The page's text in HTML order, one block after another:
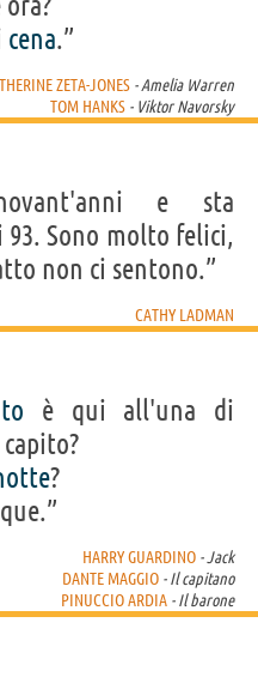
cena.”
ZETA-JONES - Amelia Warren
TOM HANKS - Viktor Navorsky
e sta
Sono molto felici,
non ci sentono.”
CATHY LADMAN
è qui all'una di
?
HARRY GUARDINO - Jack
DANTE MAGGIO - Il capitano
PINUCCIO ARDIA - Il barone